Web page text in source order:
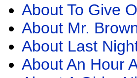
About To Give
About Mr.
About Last
About An Hour